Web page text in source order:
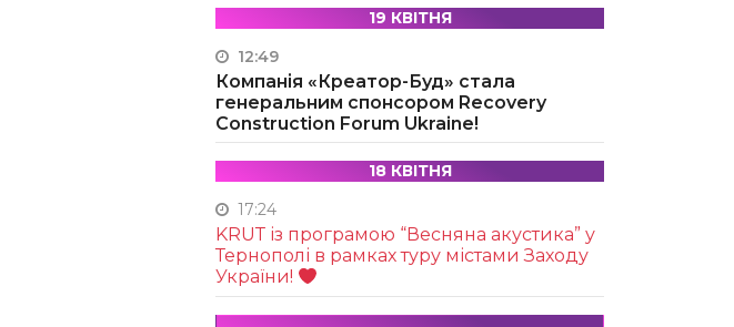
19 КВІТНЯ
12:49
Компанія «Креатор-Буд» стала
генеральним спонсором Recovery
Construction Forum Ukraine!
18 КВІТНЯ
17:24
KRUТ із програмою “Весняна акустика” у
Тернополі в рамках туру містами Заходу
України!